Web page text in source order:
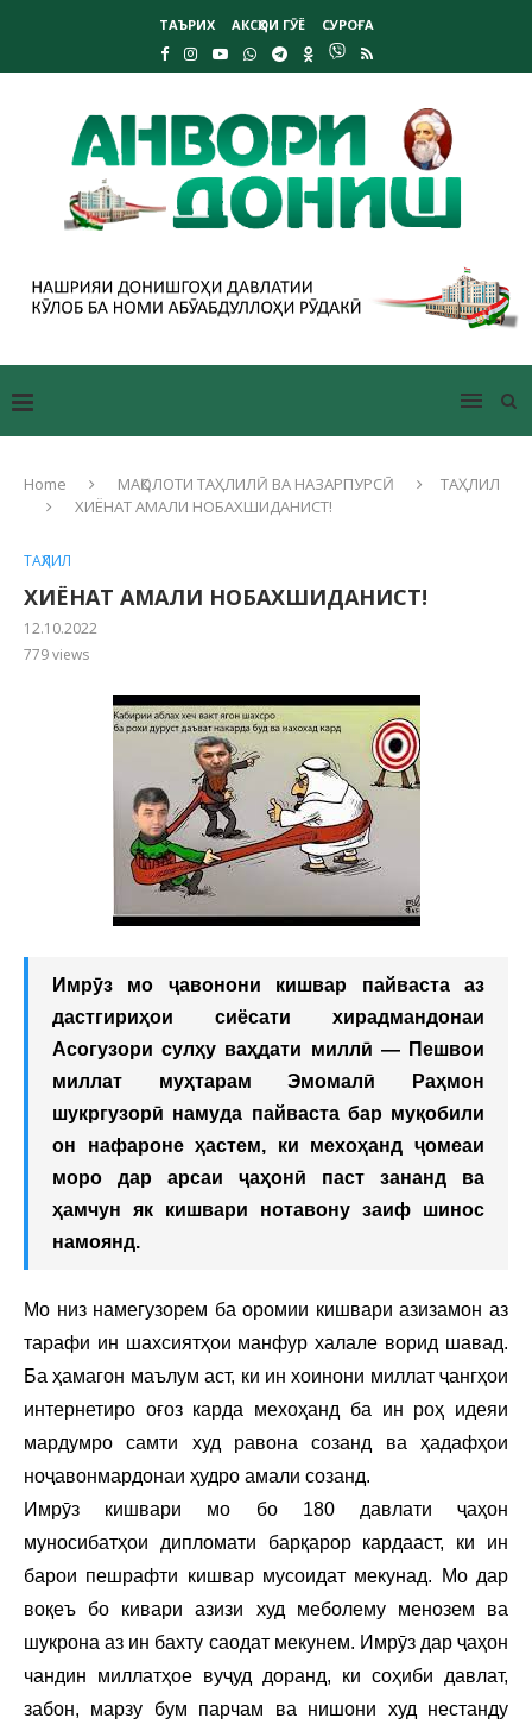
ТАЪРИХ АКСҲОИ ГӮЁ СУРОҒА
Home МАҚОЛОТИ ТАҲЛИЛӢ ВА НАЗАРПУРСӢ
ТАҲЛИЛ
ХИЁНАТ АМАЛИ НОБАХШИДАНИСТ!
ТАҲЛИЛ
ХИЁНАТ АМАЛИ НОБАХШИДАНИСТ!
12.10.2022
779views
Имрӯз мо ҷавонони кишвар пайваста аз
дастгириҳои сиёсати хирадмандонаи
Асогузори сулҳу ваҳдати миллӣ — Пешвои
миллат муҳтарам Эмомалӣ Раҳмон
шукргузорӣ намуда пайваста бар муқобили
он нафароне ҳастем, ки мехоҳанд ҷомеаи
моро дар арсаи ҷаҳонӣ паст зананд ва
ҳамчун як кишвари нотавону заиф шинос
намоянд.
Мо низ намегузорем ба оромии кишвари азизамон аз
тарафи ин шахсиятҳои манфур халале ворид шавад.
Ба ҳамагон маълум аст, ки ин хоинони миллат ҷангҳои
интернетиро оғоз карда мехоҳанд ба ин роҳ идеяи
мардумро самти худ равона созанд ва ҳадафҳои
ноҷавонмардонаи ҳудро амали созанд.
Имрӯз кишвари мо бо 180 давлати ҷаҳон
муносибатҳои дипломати барқарор кардааст, ки ин
барои пешрафти кишвар мусоидат мекунад. Мо дар
воқеъ бо кивари азизи худ меболему менозем ва
шукрона аз ин бахту саодат мекунем. Имрӯз дар ҷаҳон
чандин миллатҳое вуҷуд доранд, ки соҳиби давлат,
забон, марзу бум парчам ва нишони худ нестанду